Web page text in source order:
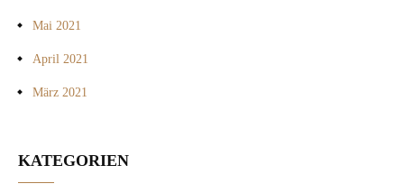
Mai 2021
April 2021
März 2021
KATEGORIEN